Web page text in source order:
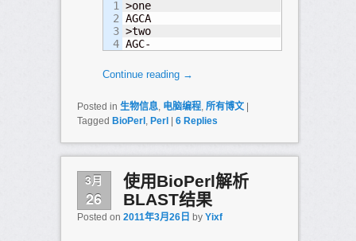
1
2
3
>one
AGCA
>two
AGC-
Continue reading →
Posted in 生物信息, 电脑编程, 所有博文 |
Tagged BioPerl, Perl | 6Replies
3月
26
使用BioPerl解析
BLAST结果
Posted on 2011年3月26日 by Yixf